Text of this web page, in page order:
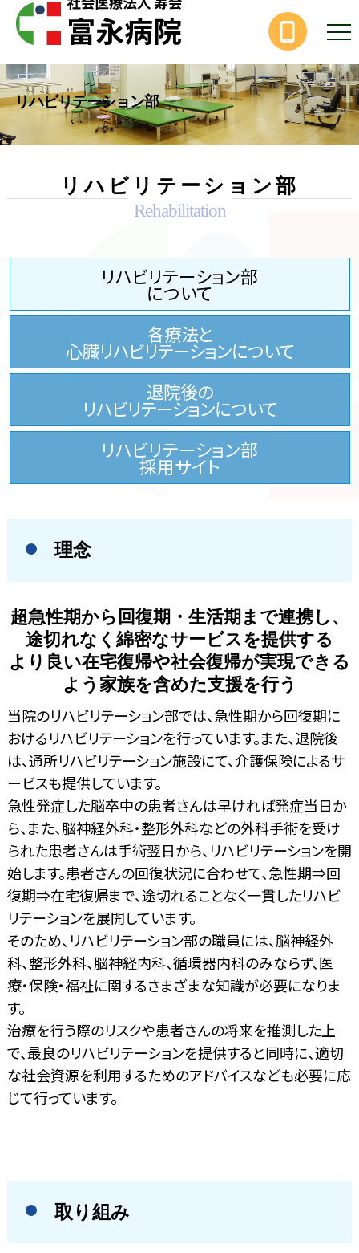
リハビリテーション部
リハビリテーション部
Rehabilitation
リハビリテーション部
について
各療法と
心臓リハビリテーションについて
退院後の
リハビリテーションについて
リハビリテーション部
採用サイト
理念
超急性期から回復期・生活期まで連携し、
途切れなく綿密なサービスを提供する
より良い在宅復帰や社会復帰が実現できる
よう家族を含めた支援を行う
当院のリハビリテーション部では、急性期から回復期に
おけるリハビリテーションを行っています。また、退院後
は、通所リハビリテーション施設にて、介護保険によるサ
ービスも提供しています。
急性発症した脳卒中の患者さんは早ければ発症当日か
ら、また、脳神経外科・整形外科などの外科手術を受け
られた患者さんは手術翌日から、リハビリテーションを開
始します。患者さんの回復状況に合わせて、急性期⇒回
復期⇒在宅復帰まで、途切れることなく一貫したリハビ
リテーションを展開しています。
そのため、リハビリテーション部の職員には、脳神経外
科、整形外科、脳神経内科、循環器内科のみならず、医
療・保険・福祉に関するさまざまな知識が必要になりま
す。
治療を行う際のリスクや患者さんの将来を推測した上
で、最良のリハビリテーションを提供すると同時に、適切
な社会資源を利用するためのアドバイスなども必要に応
じて行っています。
取り組み